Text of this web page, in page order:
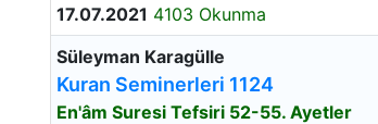
17.07.2021 4103 Okunma
Süleyman Karagülle
Kuran Seminerleri 1124
En'âm Suresi Tefsiri 52-55. Ayetler